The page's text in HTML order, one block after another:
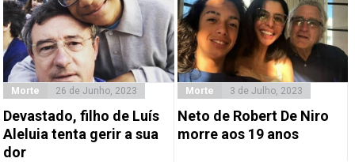
Morte 26 de Junho, 2023
Devastado, filho de Luís
Aleluia tenta gerir a sua
dor
Morte 3 de Julho, 2023
Neto de Robert De Niro
morre aos 19 anos